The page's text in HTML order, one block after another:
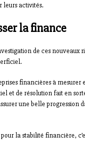
leurs activités.
la finance
de ces nouveaux
financières à mesurer
et de résolution fait en
une belle progression
la stabilité financière,